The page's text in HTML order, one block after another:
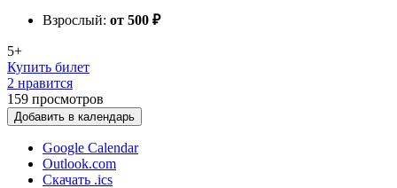
Взрослый: от 500 ₽
5+
Купить билет
2 нравится
159 просмотров
Добавить в календарь
Google Calendar
Outlook.com
Скачать .ics